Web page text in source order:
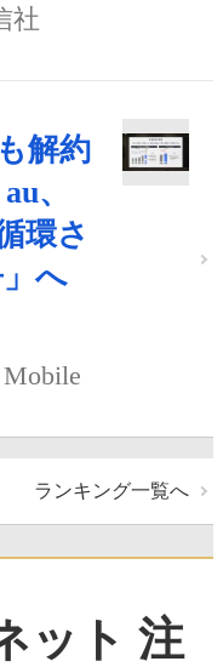
社
解約
、
環さ
へ
ランキング一覧へ
ット 注